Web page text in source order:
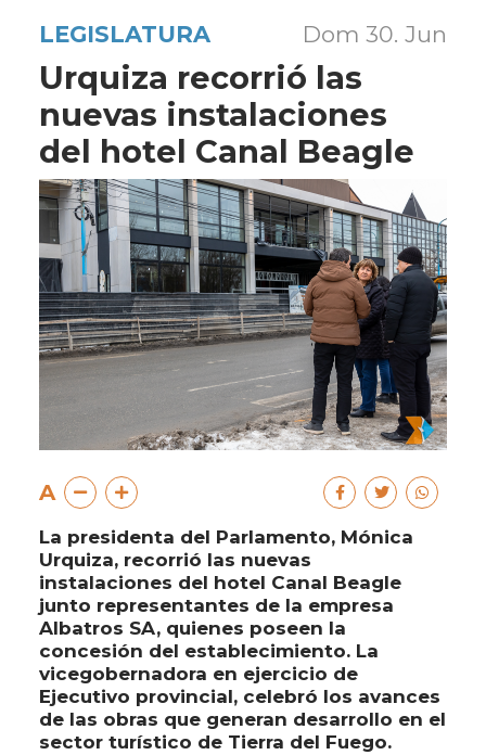
LEGISLATURA Dom 30. Jun
Urquiza recorrió las
nuevas instalaciones
del hotel Canal Beagle
A
La presidenta del Parlamento, Mónica
Urquiza, recorrió las nuevas
instalaciones del hotel Canal Beagle
junto representantes de la empresa
Albatros SA, quienes poseen la
concesión del establecimiento. La
vicegobernadora en ejercicio de
Ejecutivo provincial, celebró los avances
de las obras que generan desarrollo en el
sector turístico de Tierra del Fuego.